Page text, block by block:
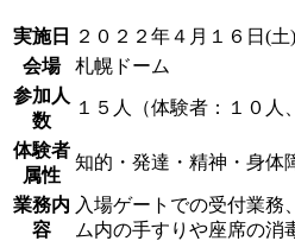
実施日
２０２２年４月１６日(土)
会場
札幌ドーム
参加人
数
１５人（体験者：１０人
体験者
属性
知的・発達・精神・身体
業務内
容
入場ゲートでの受付業務
ム内の手すりや座席の消